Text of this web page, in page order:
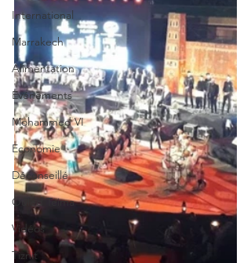
International
Marrakech
Alimentation
Evénements
Mohammed VI
Economie
Déconseillé
Ouled Teima
Vidéos
Tiznit